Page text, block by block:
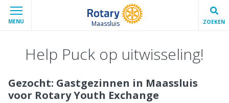
MENU Maassluis ZOEKEN
Help Puck op uitwisseling!
Gezocht: Gastgezinnen in Maassluis
voor Rotary Youth Exchange